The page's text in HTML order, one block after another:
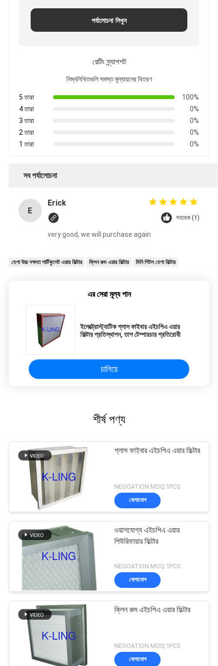
পর্যালোচনা লিখুন
রেটিং স্ন্যাপশট
নিম্নলিখিতগুলি সমস্ত মূল্যায়নের বিতরণ
5 তারা
100%
4 তারা
0%
3 তারা
0%
2 তারা
0%
1 তারা
0%
সব পর্যালোচনা
E
Erick
সহায়ক (1)
very good, we will purchase again
হেপা উচ্চ দক্ষতা পার্টিকুলেট এয়ার ফিল্টার ক্লিন রুম এয়ার ফিল্টার মিনি পিটল হেপা ফিল্টার
এর সেরা মূল্য পান
ইলেক্ট্রোস্ট্যাটিক গ্লাস ফাইবার এইচপিএ এয়ার
ফিল্টার প্রতিস্থাপন, তাপ টেম্পারচার প্রতিরোধী
চালিয়ে
শীর্ষ পণ্য
গ্লাস ফাইবার এইচপিএ এয়ার ফিল্টার
NEGOATION MOQ:1PCS
যোগাযোগ
ওয়াশযোগ্য এইচপিএ এয়ার
পিউরিফায়ার ফিল্টার
NEGOATION MOQ:1PCS
যোগাযোগ
ক্লিন রুম এইচপিএ এয়ার ফিল্টার
NEGOATION MOQ:1PCS
যোগাযোগ